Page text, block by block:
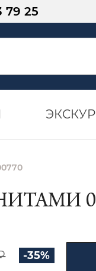
79 25
-35%